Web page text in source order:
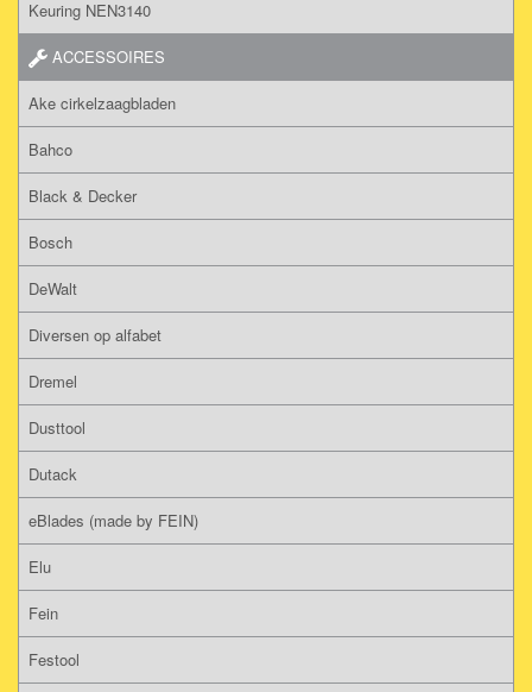
Keuring NEN3140
ACCESSOIRES
Ake cirkelzaagbladen
Bahco
Black & Decker
Bosch
DeWalt
Diversen op alfabet
Dremel
Dusttool
Dutack
eBlades (made by FEIN)
Elu
Fein
Festool